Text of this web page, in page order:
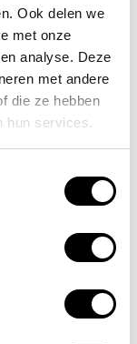
Ook delen we
met onze
analyse. Deze
met andere
die ze hebben
hun services.